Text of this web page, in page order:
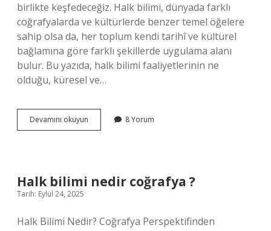
birlikte keşfedeceğiz. Halk bilimi, dünyada farklı
coğrafyalarda ve kültürlerde benzer temel öğelere
sahip olsa da, her toplum kendi tarihî ve kültürel
bağlamına göre farklı şekillerde uygulama alanı
bulur. Bu yazıda, halk bilimi faaliyetlerinin ne
olduğu, küresel ve…
Devamını okuyun
Bilimi
8 Yorum
Halk bilimi nedir coğrafya ?
Tarih: Eylül 24, 2025
Halk Bilimi Nedir? Coğrafya Perspektifinden